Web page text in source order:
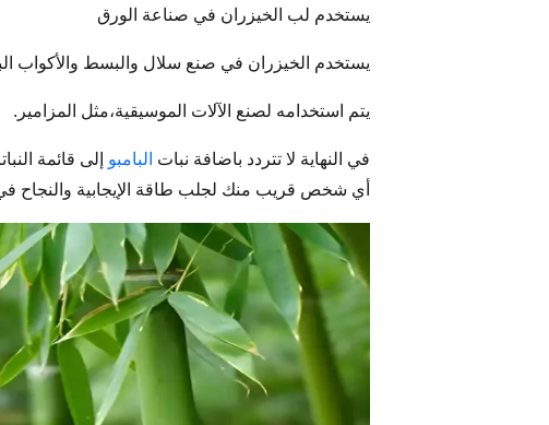
يستخدم لب الخيزران في صناعة الورق
يستخدم الخيزران في صنع سلال والبسط والأكواب
يتم استخدامه لصنع الآلات الموسيقية،مثل المزامير.
في النهاية لا تتردد باضافة نبات البامبو إلى قائمة
أي شخص قريب منك لجلب طاقة الإيجابية والنجاح